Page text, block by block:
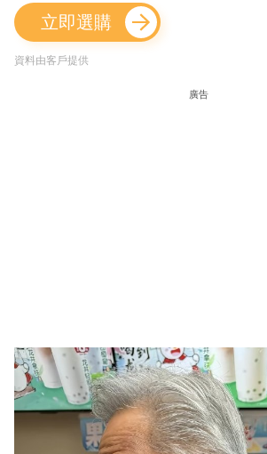
立即選購
資料由客戶提供
廣告